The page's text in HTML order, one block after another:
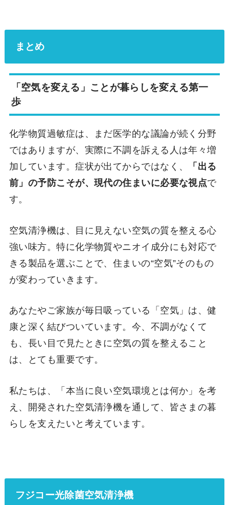
まとめ
「空気を変える」ことが暮らしを変える第一
歩
化学物質過敏症は、まだ医学的な議論が続く分野
ではありますが、実際に不調を訴える人は年々増
加しています。症状が出てからではなく、
「出る
前」の予防こそが、現代の住まいに必要な視点で
す。
空気清浄機は、目に見えない空気の質を整える心
強い味方。特に化学物質やニオイ成分にも対応で
きる製品を選ぶことで、住まいの“空気”そのもの
が変わっていきます。
あなたやご家族が毎日吸っている「空気」は、健
康と深く結びついています。今、不調がなくて
も、長い目で見たときに空気の質を整えること
は、とても重要です。
私たちは、「本当に良い空気環境とは何か」を考
え、開発された空気清浄機を通して、皆さまの暮
らしを支えたいと考えています。
フジコー光除菌空気清浄機